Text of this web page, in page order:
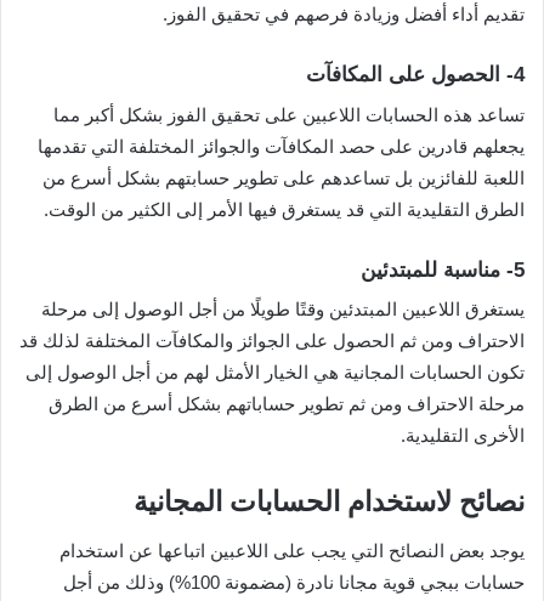
تقديم أداء أفضل وزيادة فرصهم في تحقيق الفوز.
4- الحصول على المكافآت
تساعد هذه الحسابات اللاعبين على تحقيق الفوز بشكل أكبر مما
يجعلهم قادرين على حصد المكافآت والجوائز المختلفة التي تقدمها
اللعبة للفائزين بل تساعدهم على تطوير حسابتهم بشكل أسرع من
الطرق التقليدية التي قد يستغرق فيها الأمر إلى الكثير من الوقت.
5- مناسبة للمبتدئين
يستغرق اللاعبين المبتدئين وقتًا طويلًا من أجل الوصول إلى مرحلة
الاحتراف ومن ثم الحصول على الجوائز والمكافآت المختلفة لذلك قد
تكون الحسابات المجانية هي الخيار الأمثل لهم من أجل الوصول إلى
مرحلة الاحتراف ومن ثم تطوير حساباتهم بشكل أسرع من الطرق
الأخرى التقليدية.
نصائح لاستخدام الحسابات المجانية
يوجد بعض النصائح التي يجب على اللاعبين اتباعها عن استخدام
حسابات ببجي قوية مجانا نادرة (مضمونة 100%) وذلك من أجل